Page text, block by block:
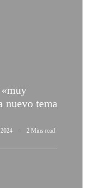
nuevo tema
2 Mins read